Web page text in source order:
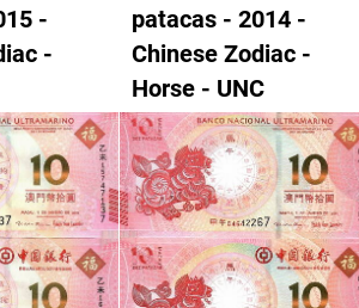
-
-
patacas - 2014 -
Chinese Zodiac -
Horse - UNC